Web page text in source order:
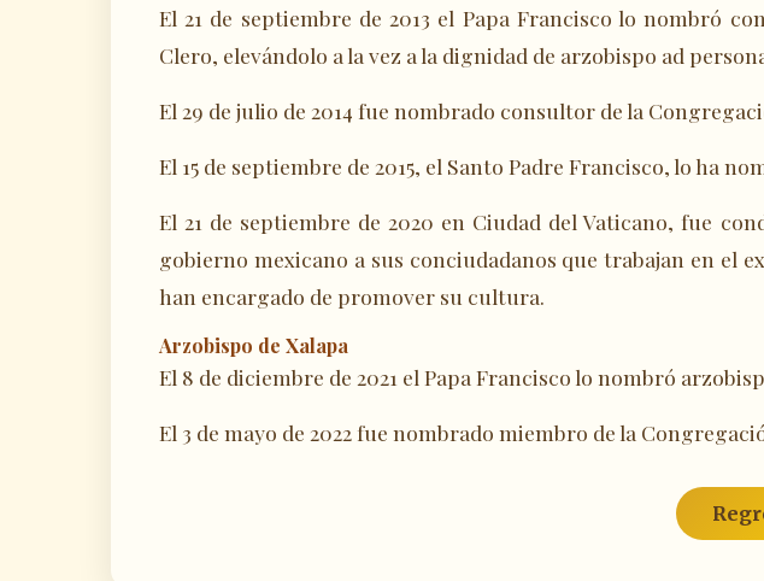
El 21 de septiembre de 2013 el Papa Francisco lo nombró
Clero, elevándolo a la vez a la dignidad de arzobispo ad
El 29 de julio de 2014 fue nombrado consultor de la
El 15 de septiembre de 2015, el Santo Padre Francisco, lo ha
El 21 de septiembre de 2020 en Ciudad del Vaticano, fue
gobierno mexicano a sus conciudadanos que trabajan en el
han encargado de promover su cultura.
Arzobispo de Xalapa
El 8 de diciembre de 2021 el Papa Francisco lo nombró
El 3 de mayo de 2022 fue nombrado miembro de la